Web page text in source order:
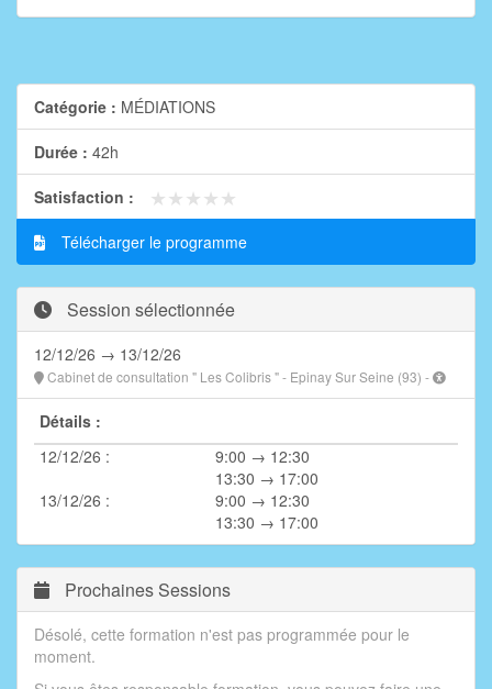
Catégorie : MÉDIATIONS
Durée : 42h
Satisfaction : ★★★★★
★★★★★
Télécharger le programme
Session sélectionnée
12/12/26 → 13/12/26
Cabinet de consultation " Les Colibris " - Epinay Sur Seine (93) -
Détails :
12/12/26 :
9:00 → 12:30
13:30 → 17:00
13/12/26 :
9:00 → 12:30
13:30 → 17:00
Prochaines Sessions
Désolé, cette formation n'est pas programmée pour le
moment.